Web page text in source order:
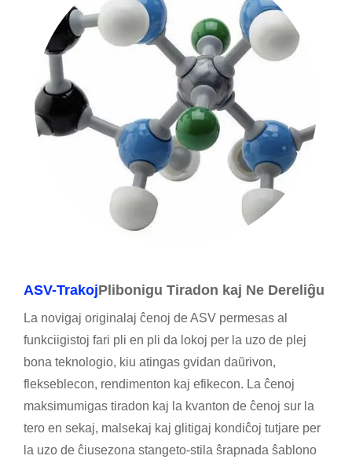
ASV-TrakojPlibonigu Tiradon kaj Ne Dereliĝu
La novigaj originalaj ĉenoj de ASV permesas al
funkciigistoj fari pli en pli da lokoj per la uzo de plej
bona teknologio, kiu atingas gvidan daŭrivon,
flekseblecon, rendimenton kaj efikecon. La ĉenoj
maksimumigas tiradon kaj la kvanton de ĉenoj sur la
tero en sekaj, malsekaj kaj glitigaj kondiĉoj tutjare per
la uzo de ĉiusezona stangeto-stila ŝrapnada ŝablono